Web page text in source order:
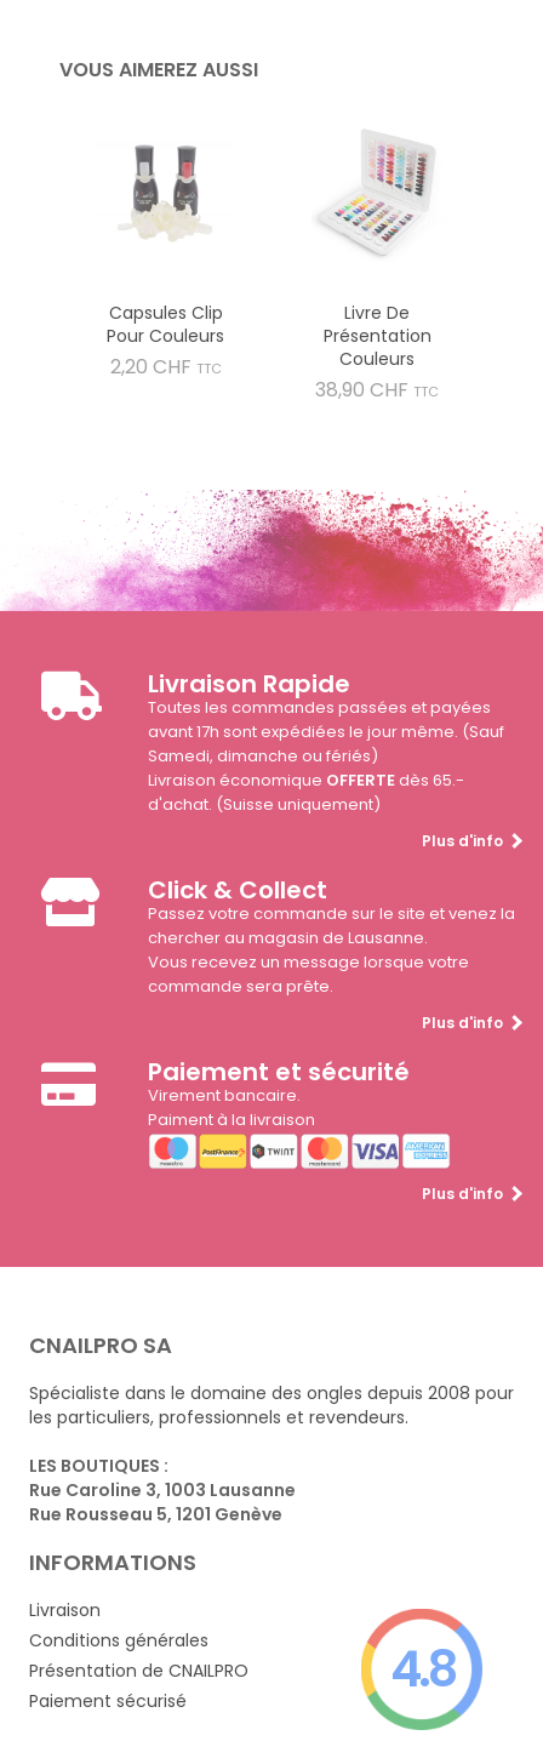
VOUS AIMEREZ AUSSI
Capsules Clip
Pour Couleurs
2,20 CHF Prix
TTC
Livre De
Présentation
Couleurs
38,90 CHF Prix
TTC
Livraison Rapide
Toutes les commandes passées et payées
avant 17h sont expédiées le jour même. (Sauf
Samedi, dimanche ou fériés)
Livraison économique OFFERTEdès 65.-
d'achat. (Suisse uniquement)
Plus d'info
Click & Collect
Passez votre commande sur le site et venez la
chercher au magasin de Lausanne.
Vous recevez un message lorsque votre
commande sera prête.
Plus d'info
Paiement et sécurité
Virement bancaire.
Paiment à la livraison
Plus d'info
CNAILPRO SA
Spécialiste dans le domaine des ongles depuis 2008 pour
les particuliers, professionnels et revendeurs.
LES BOUTIQUES :
Rue Caroline 3, 1003 Lausanne
Rue Rousseau 5, 1201 Genève
INFORMATIONS
Livraison
Conditions générales
Présentation de CNAILPRO
Paiement sécurisé
4.8